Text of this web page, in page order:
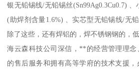
银无铅锡线/无铅锡丝(Sn99Ag0.3Cu0.7)
(助焊剂含量1.6%) 、实芯型无铅锡线/无
除了这些，还有焊铝的，焊不锈钢钢的，
海云森科技公司深信，**的经营管理理
的售后服务和拥有高等学府的技术支援